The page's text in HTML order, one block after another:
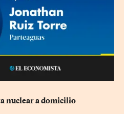
nuclear a domicilio